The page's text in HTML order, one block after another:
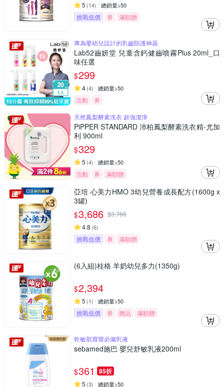
5 (14) 總銷量>50
挑戰低價 券 滿額贈
專為嬰幼兒設計的乳齒防護神器
Lab52齒妍堂 兒童含鈣健齒噴霧Plus 20ml_口
味任選
$299
4(4) 總銷量>50
活動
券
天然鳳梨酵素洗衣 超強潔淨
PiPPER STANDARD 沛柏鳳梨酵素洗衣精-尤加
利 900ml
$329
5 (4) 總銷量>50
活動 券 滿額贈
亞培 心美力HMO 3幼兒營養成長配方(1600g x
3罐)
$3,686 $3,786
4.8 (6)
挑戰低價 券 滿額贈
(6入組)桂格 羊奶幼兒多力(1350g)
$2,394
5 (1) 總銷量>50
挑戰低價 券 贈品 滿額贈
乾敏肌寶寶必備乳液
sebamed施巴 嬰兒舒敏乳液200ml
$361 85折
5 (3) 總銷量>50